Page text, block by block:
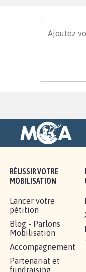
RÉUSSIR VOTRE
MOBILISATION
Lancer votre
pétition
Blog - Parlons
Mobilisation
Accompagnement
Partenariat et